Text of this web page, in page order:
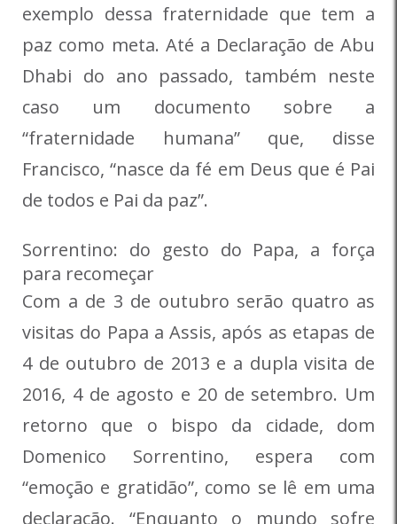
exemplo dessa fraternidade que tem a
paz como meta. Até a Declaração de Abu
Dhabi do ano passado, também neste
caso um documento sobre a
“fraternidade humana” que, disse
Francisco, “nasce da fé em Deus que é Pai
de todos e Pai da paz”.
Sorrentino: do gesto do Papa, a força
para recomeçar
Com a de 3 de outubro serão quatro as
visitas do Papa a Assis, após as etapas de
4 de outubro de 2013 e a dupla visita de
2016, 4 de agosto e 20 de setembro. Um
retorno que o bispo da cidade, dom
Domenico Sorrentino, espera com
“emoção e gratidão”, como se lê em uma
declaração. “Enquanto o mundo sofre